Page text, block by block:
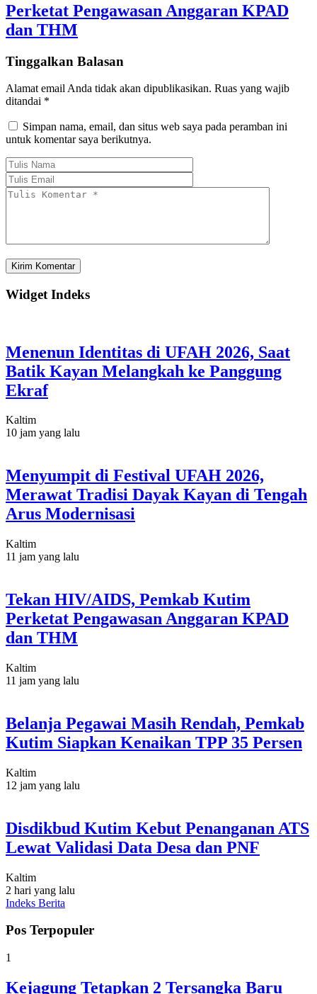
Perketat Pengawasan Anggaran KPAD
dan THM
Tinggalkan Balasan
Alamat email Anda tidak akan dipublikasikan. Ruas yang wajib
ditandai *
Simpan nama, email, dan situs web saya pada peramban ini
untuk komentar saya berikutnya.
Widget Indeks
Menenun Identitas di UFAH 2026, Saat
Batik Kayan Melangkah ke Panggung
Ekraf
Kaltim
10 jam yang lalu
Menyumpit di Festival UFAH 2026,
Merawat Tradisi Dayak Kayan di Tengah
Arus Modernisasi
Kaltim
11 jam yang lalu
Tekan HIV/AIDS, Pemkab Kutim
Perketat Pengawasan Anggaran KPAD
dan THM
Kaltim
11 jam yang lalu
Belanja Pegawai Masih Rendah, Pemkab
Kutim Siapkan Kenaikan TPP 35 Persen
Kaltim
12 jam yang lalu
Disdikbud Kutim Kebut Penanganan ATS
Lewat Validasi Data Desa dan PNF
Kaltim
2 hari yang lalu
Indeks Berita
Pos Terpopuler
1
Kejagung Tetapkan 2 Tersangka Baru